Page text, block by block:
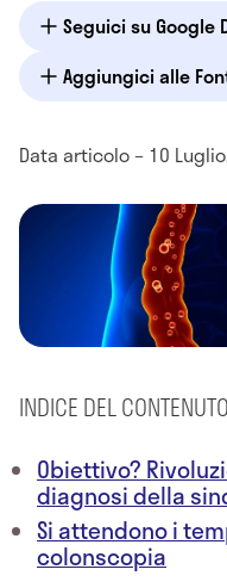
Seguici su Google
Aggiungici alle
Data articolo – 10
INDICE DEL CONTENUTO
Obiettivo?
diagnosi della
Si attendono i
colonscopia